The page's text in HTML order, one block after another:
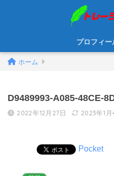
プロフィー
ホーム
D9489993-A085-48CE-
2022年12月27日 2023年1月
Pocket